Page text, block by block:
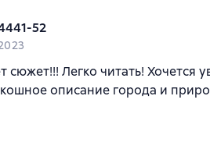
52
сюжет!!! Легко читать! Хочется
описание города и